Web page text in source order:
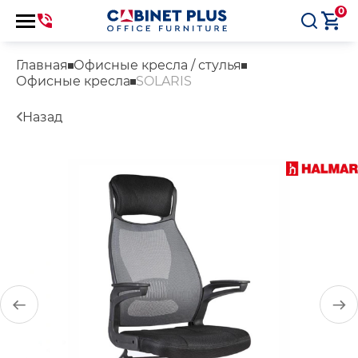
0
Главная Офисные кресла / стулья
Офисные кресла SOLARIS
Назад